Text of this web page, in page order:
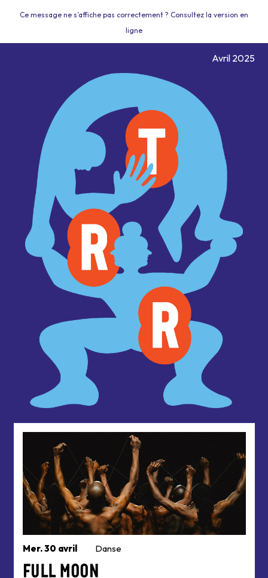
Ce message ne s’affiche pas correctement ? Consultez la version en
ligne
Avril 2025
Mer. 30 avril Danse
Full Moon